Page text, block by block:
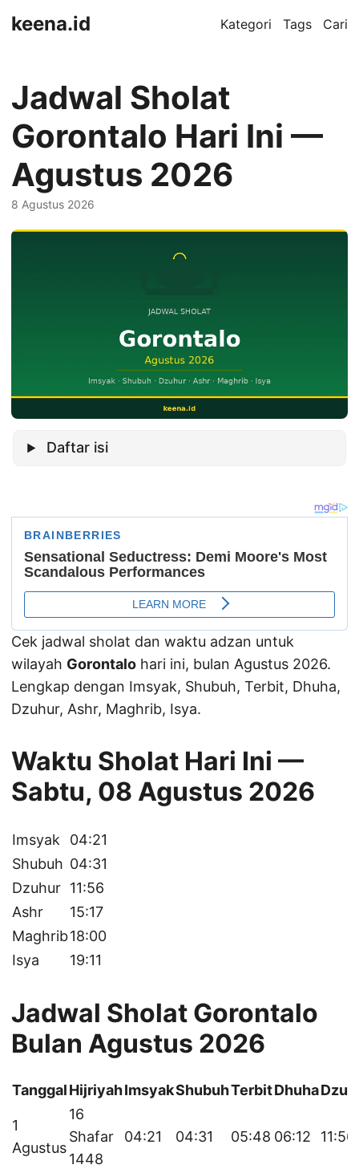
keena.id Kategori Tags Cari
Jadwal Sholat
Gorontalo Hari Ini —
Agustus 2026
8 Agustus 2026
Daftar isi
Cek jadwal sholat dan waktu adzan untuk
wilayah Gorontalo hari ini, bulan Agustus 2026.
Lengkap dengan Imsyak, Shubuh, Terbit, Dhuha,
Dzuhur, Ashr, Maghrib, Isya.
Waktu Sholat Hari Ini —
Sabtu, 08 Agustus 2026
Imsyak
04:21
Shubuh 04:31
Dzuhur 11:56
Ashr
15:17
Maghrib18:00
Isya
19:11
Jadwal Sholat Gorontalo
Bulan Agustus 2026
TanggalHijriyahImsyakShubuhTerbitDhuha
1
Agustus
16
Shafar
1448
04:21 04:31 05:48 06:12 11:56